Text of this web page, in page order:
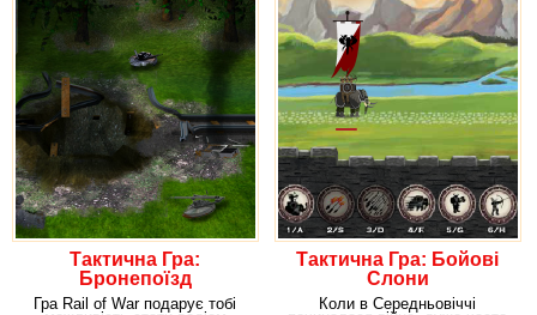
Тактична Гра:
Бронепоїзд
Гра Rail of War подарує тобі
Тактична Гра: Бойові
Слони
Коли в Середньовіччі